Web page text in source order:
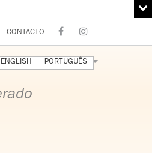
CONTACTO
ENGLISH PORTUGUÊS